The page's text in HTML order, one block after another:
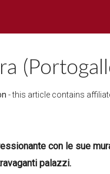
- this article contains
con le sue
palazzi.